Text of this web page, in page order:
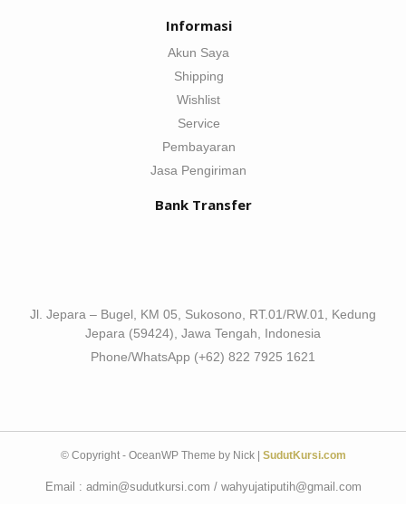
Informasi
Akun Saya
Shipping
Wishlist
Service
Pembayaran
Jasa Pengiriman
Bank Transfer
Jl. Jepara – Bugel, KM 05, Sukosono, RT.01/RW.01, Kedung
Jepara (59424), Jawa Tengah, Indonesia
Phone/WhatsApp (+62) 822 7925 1621
© Copyright - OceanWP Theme by Nick | SudutKursi.com
Email : admin@sudutkursi.com / wahyujatiputih@gmail.com